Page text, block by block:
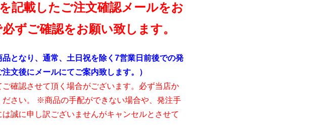
記載したご注文確認メールをお
ずご確認をお願い致します。
となり、通常、土日祝を除く7営業日前後での発
文後にメールにてご案内致します。）
確認させて頂く場合がございます。必ず当店か
ださい。 ※商品の手配ができない場合や、発注手
誠に申し訳ございませんがキャンセルとさせて